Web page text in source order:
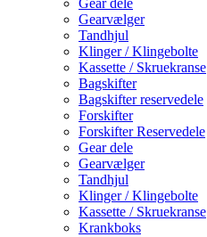
Gearvælger
Tandhjul
Klinger / Klingebolte
Kassette / Skruekranse
Bagskifter
Bagskifter reservedele
Forskifter
Forskifter Reservedele
Gear dele
Gearvælger
Tandhjul
Klinger / Klingebolte
Kassette / Skruekranse
Krankboks